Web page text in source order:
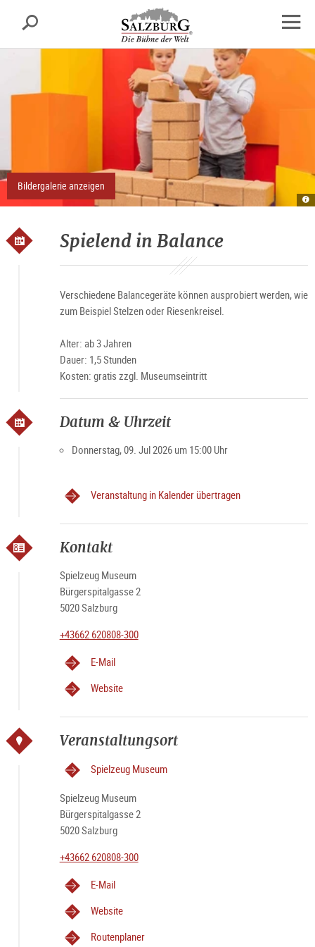
sr.skipnav.Zum
Inhalt
springen
sr.skipnav.Zum
Hauptmenü
springen
sr.skipnav.Zu
den
Kontaktinformationen
Suche
Bildergalerie anzeigen
Spielend in Balance
Verschiedene Balancegeräte können ausprobiert werden, wie
zum Beispiel Stelzen oder Riesenkreisel.
Alter: ab 3 Jahren
Dauer: 1,5 Stunden
Kosten: gratis zzgl. Museumseintritt
Datum & Uhrzeit
Donnerstag, 09. Jul 2026 um 15:00 Uhr
Veranstaltung in Kalender übertragen
Kontakt
Spielzeug Museum
Bürgerspitalgasse 2
5020 Salzburg
+43662 620808-300
E-Mail
Website
Veranstaltungsort
Spielzeug Museum
Spielzeug Museum
Bürgerspitalgasse 2
5020 Salzburg
+43662 620808-300
E-Mail
Website
Routenplaner